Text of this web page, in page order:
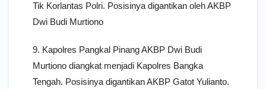
Tik Korlantas Polri. Posisinya digantikan oleh AKBP
Dwi Budi Murtiono
9. Kapolres Pangkal Pinang AKBP Dwi Budi
Murtiono diangkat menjadi Kapolres Bangka
Tengah. Posisinya digantikan AKBP Gatot Yulianto.